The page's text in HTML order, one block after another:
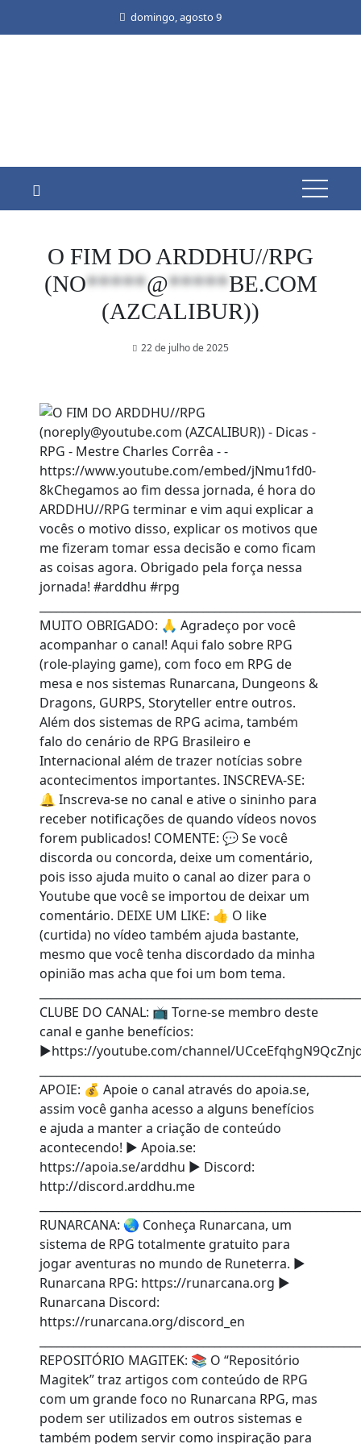
domingo, agosto 9
O FIM DO ARDDHU//RPG
(NO*****@*****BE.COM
(AZCALIBUR))
22 de julho de 2025